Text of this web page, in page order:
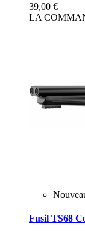
39,00 €
LA
Fusil TS68